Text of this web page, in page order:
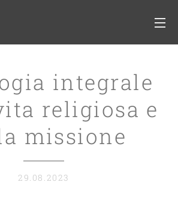
integrale
religiosa e
missione
29.08.2023